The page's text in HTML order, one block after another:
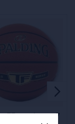
TF goud maat 7